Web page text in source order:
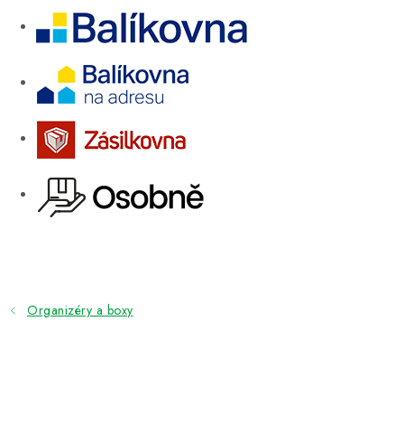
Organizéry a boxy